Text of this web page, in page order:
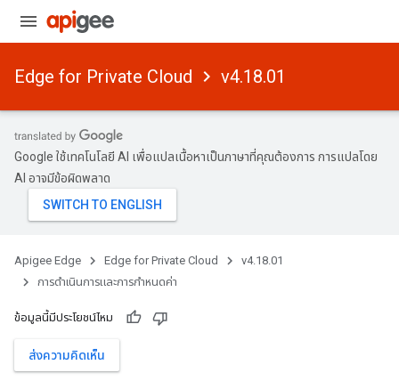
Edge for Private Cloud v4.18.01
Google ใช้เทคโนโลยี AI เพื่อแปลเนื้อหาเป็นภาษาที่คุณต้องการ การแปลโดย
AI อาจมีข้อผิดพลาด
Apigee Edge Edge for Private Cloud
v4.18.01
การดําเนินการและการกําหนดค่า
ข้อมูลนี้มีประโยชน์ไหม
ส่งความคิดเห็น